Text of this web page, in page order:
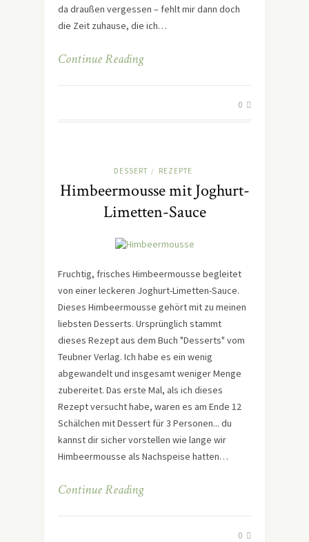
da draußen vergessen – fehlt mir dann doch
die Zeit zuhause, die ich…
Continue Reading
0
DESSERT / REZEPTE
Himbeermousse mit Joghurt-
Limetten-Sauce
Fruchtig, frisches Himbeermousse begleitet
von einer leckeren Joghurt-Limetten-Sauce.
Dieses Himbeermousse gehört mit zu meinen
liebsten Desserts. Ursprünglich stammt
dieses Rezept aus dem Buch "Desserts" vom
Teubner Verlag. Ich habe es ein wenig
abgewandelt und insgesamt weniger Menge
zubereitet. Das erste Mal, als ich dieses
Rezept versucht habe, waren es am Ende 12
Schälchen mit Dessert für 3 Personen... du
kannst dir sicher vorstellen wie lange wir
Himbeermousse als Nachspeise hatten…
Continue Reading
0